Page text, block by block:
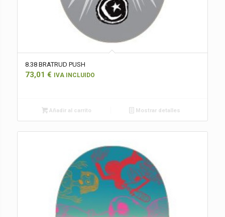
8.38 BRATRUD PUSH
73,01 € IVA INCLUIDO
Añadir al carrito Mostrar detalles